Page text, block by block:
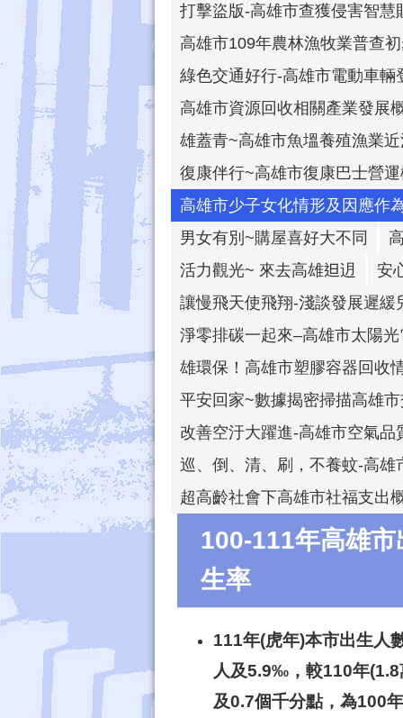
打擊盜版-高雄市查獲侵害智慧
高雄市109年農林漁牧業普查
綠色交通好行-高雄市電動車輛
高雄市資源回收相關產業發展
雄蓋青~高雄市魚塭養殖漁業
復康伴行~高雄市復康巴士營
高雄市少子女化情形及因應作
男女有別~購屋喜好大不同
活力觀光~ 來去高雄𨑨迌
安
讓慢飛天使飛翔-淺談發展遲緩
淨零排碳一起來–高雄市太陽
雄環保！高雄市塑膠容器回收
平安回家~數據揭密掃描高雄
改善空汙大躍進-高雄市空氣品
巡、倒、清、刷，不養蚊-高雄
超高齡社會下高雄市社福支出
100-111年高雄
生率
111年(虎年)本市出生人
人及5.9‰ ，較110年(1.8
及0.7個千分點，為100